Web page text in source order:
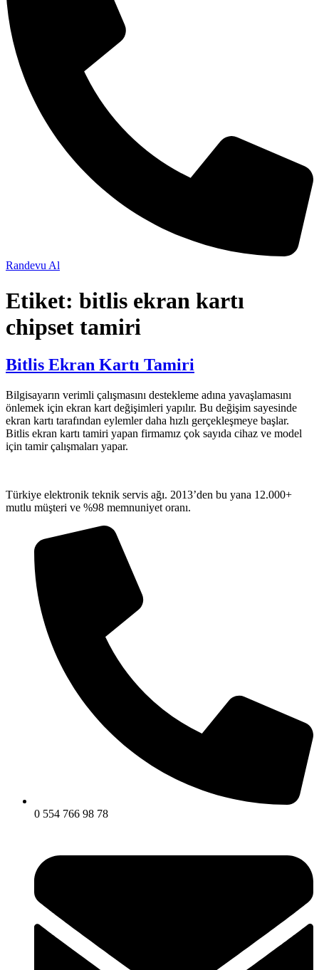
Randevu Al
Etiket: bitlis ekran kartı
chipset tamiri
Bitlis Ekran Kartı Tamiri
Bilgisayarın verimli çalışmasını destekleme adına yavaşlamasını
önlemek için ekran kart değişimleri yapılır. Bu değişim sayesinde
ekran kartı tarafından eylemler daha hızlı gerçekleşmeye başlar.
Bitlis ekran kartı tamiri yapan firmamız çok sayıda cihaz ve model
için tamir çalışmaları yapar.
Türkiye elektronik teknik servis ağı. 2013’den bu yana 12.000+
mutlu müşteri ve %98 memnuniyet oranı.
0 554 766 98 78